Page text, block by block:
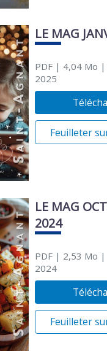
LE MAG
PDF| 4,04 Mo |
2025
Feuilleter
LE MAG
2024
PDF| 2,53 Mo |
2024
Feuilleter